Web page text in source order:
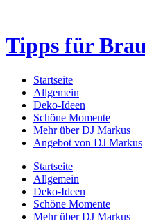
Tipps für
Startseite
Allgemein
Deko-Ideen
Schöne Momente
Mehr über DJ Markus
Angebot von DJ Markus
Startseite
Allgemein
Deko-Ideen
Schöne Momente
Mehr über DJ Markus